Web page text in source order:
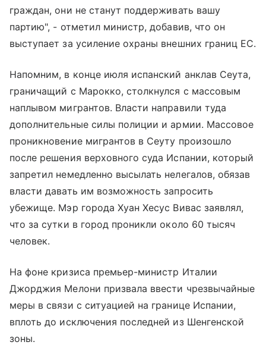
граждан, они не станут поддерживать вашу
партию", - отметил министр, добавив, что он
выступает за усиление охраны внешних границ ЕС.
Напомним, в конце июля испанский анклав Сеута,
граничащий с Марокко, столкнулся с массовым
наплывом мигрантов. Власти направили туда
дополнительные силы полиции и армии. Массовое
проникновение мигрантов в Сеуту произошло
после решения верховного суда Испании, который
запретил немедленно высылать нелегалов, обязав
власти давать им возможность запросить
убежище. Мэр города Хуан Хесус Вивас заявлял,
что за сутки в город проникли около 60 тысяч
человек.
На фоне кризиса премьер-министр Италии
Джорджия Мелони призвала ввести чрезвычайные
меры в связи с ситуацией на границе Испании,
вплоть до исключения последней из Шенгенской
зоны.